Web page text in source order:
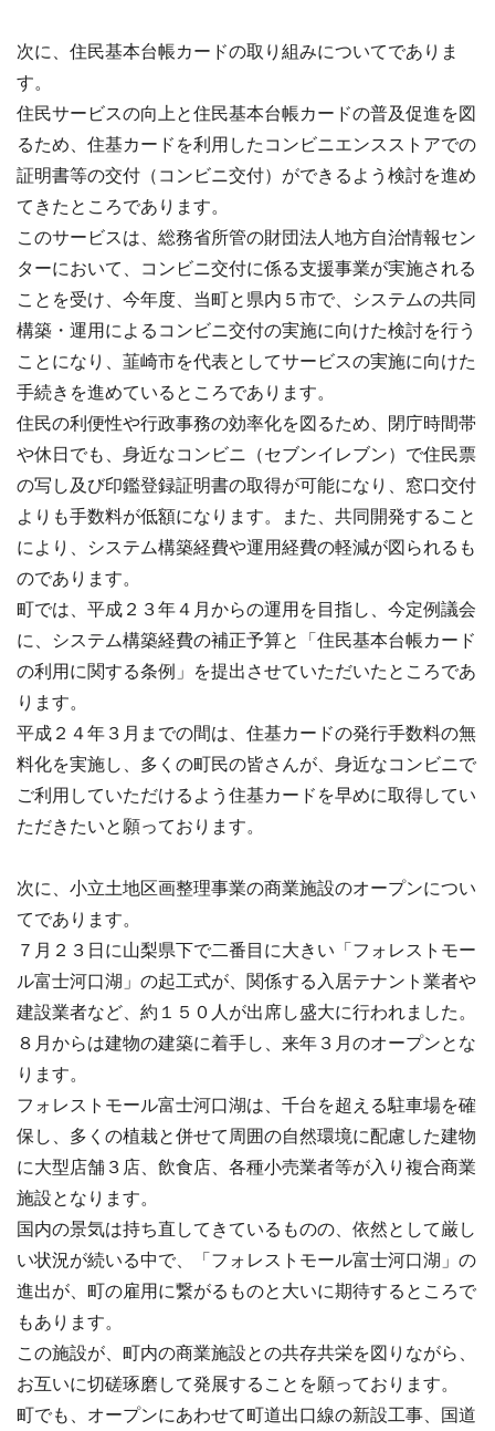
次に、住民基本台帳カードの取り組みについてでありま
す。
住民サービスの向上と住民基本台帳カードの普及促進を図
るため、住基カードを利用したコンビニエンスストアでの
証明書等の交付（コンビニ交付）ができるよう検討を進め
てきたところであります。
このサービスは、総務省所管の財団法人地方自治情報セン
ターにおいて、コンビニ交付に係る支援事業が実施される
ことを受け、今年度、当町と県内５市で、システムの共同
構築・運用によるコンビニ交付の実施に向けた検討を行う
ことになり、韮崎市を代表としてサービスの実施に向けた
手続きを進めているところであります。
住民の利便性や行政事務の効率化を図るため、閉庁時間帯
や休日でも、身近なコンビニ（セブンイレブン）で住民票
の写し及び印鑑登録証明書の取得が可能になり、窓口交付
よりも手数料が低額になります。また、共同開発すること
により、システム構築経費や運用経費の軽減が図られるも
のであります。
町では、平成２３年４月からの運用を目指し、今定例議会
に、システム構築経費の補正予算と「住民基本台帳カード
の利用に関する条例」を提出させていただいたところであ
ります。
平成２４年３月までの間は、住基カードの発行手数料の無
料化を実施し、多くの町民の皆さんが、身近なコンビニで
ご利用していただけるよう住基カードを早めに取得してい
ただきたいと願っております。
次に、小立土地区画整理事業の商業施設のオープンについ
てであります。
７月２３日に山梨県下で二番目に大きい「フォレストモー
ル富士河口湖」の起工式が、関係する入居テナント業者や
建設業者など、約１５０人が出席し盛大に行われました。
８月からは建物の建築に着手し、来年３月のオープンとな
ります。
フォレストモール富士河口湖は、千台を超える駐車場を確
保し、多くの植栽と併せて周囲の自然環境に配慮した建物
に大型店舗３店、飲食店、各種小売業者等が入り複合商業
施設となります。
国内の景気は持ち直してきているものの、依然として厳し
い状況が続いる中で、「フォレストモール富士河口湖」の
進出が、町の雇用に繋がるものと大いに期待するところで
もあります。
この施設が、町内の商業施設との共存共栄を図りながら、
お互いに切磋琢磨して発展することを願っております。
町でも、オープンにあわせて町道出口線の新設工事、国道